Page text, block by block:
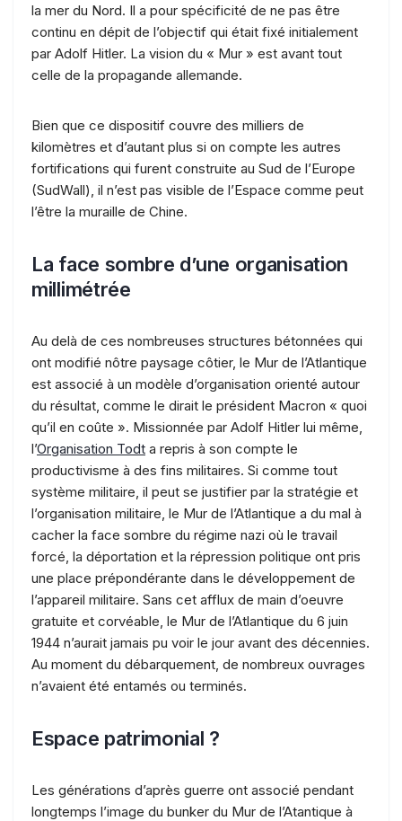
la mer du Nord. Il a pour spécificité de ne pas être
continu en dépit de l’objectif qui était fixé initialement
par Adolf Hitler. La vision du « Mur » est avant tout
celle de la propagande allemande.
Bien que ce dispositif couvre des milliers de
kilomètres et d’autant plus si on compte les autres
fortifications qui furent construite au Sud de l’Europe
(SudWall), il n’est pas visible de l’Espace comme peut
l’être la muraille de Chine.
La face sombre d’une organisation
millimétrée
Au delà de ces nombreuses structures bétonnées qui
ont modifié nôtre paysage côtier, le Mur de l’Atlantique
est associé à un modèle d’organisation orienté autour
du résultat, comme le dirait le président Macron « quoi
qu’il en coûte ». Missionnée par Adolf Hitler lui même,
l’Organisation Todt a repris à son compte le
productivisme à des fins militaires. Si comme tout
système militaire, il peut se justifier par la stratégie et
l’organisation militaire, le Mur de l’Atlantique a du mal à
cacher la face sombre du régime nazi où le travail
forcé, la déportation et la répression politique ont pris
une place prépondérante dans le développement de
l’appareil militaire. Sans cet afflux de main d’oeuvre
gratuite et corvéable, le Mur de l’Atlantique du 6 juin
1944 n’aurait jamais pu voir le jour avant des décennies.
Au moment du débarquement, de nombreux ouvrages
n’avaient été entamés ou terminés.
Espace patrimonial ?
Les générations d’après guerre ont associé pendant
longtemps l’image du bunker du Mur de l’Atantique à